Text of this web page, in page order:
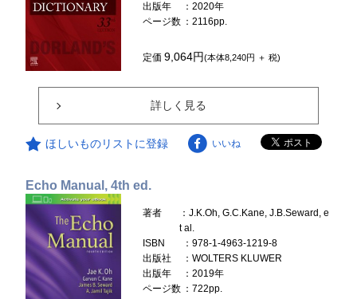
出版年
：2020年
ページ数 ：2116pp.
定価9,064円(本体8,240円 ＋ 税)
詳しく見る
ほしいものリストに登録 いいね
Echo Manual, 4th ed.
著者
：J.K.Oh, G.C.Kane, J.B.Seward, e
t al.
ISBN
：978-1-4963-1219-8
出版社
：WOLTERS KLUWER
出版年
：2019年
ページ数 ：722pp.